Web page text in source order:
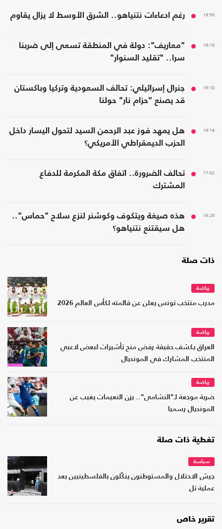
19:58 رغم ادعاءات نتنياهو.. الشرق الأوسط لا يزال يقاوم
19:18
"معاريف": دولة في المنطقة تسعى إلى ضربنا
سرا.. "تقليد السنوار"
19:18
جنرال إسرائيلي: تحالف السعودية وتركيا وباكستان
قد يصنع "حزام نار" حولنا
19:14
هل يمهد فوز عبد الرحمن السيد لتحول اليسار داخل
الحزب الديمقراطي الأمريكي؟
17:02
تحالف الضرورة.. اتفاق مكة المكرمة للدفاع
المشترك
16:25
هذه صيغة ويتكوف وكوشنر لنزع سلاح "حماس"..
هل سيقتنع نتنياهو؟
ذات صلة
رياضة
مدرب منتخب تونس يعلن عن قائمته لكأس العالم 2026
رياضة
العراق يكشف حقيقة رفض منح تأشيرات لبعض لاعبي
المنتخب المشارك في المونديال
رياضة
ضربة موجعة لـ"النشامى".. يزن النعيمات يغيب عن
المونديال رسميا
تغطية ذات صلة
سياسة
جيش الاحتلال والمستوطنون ينكّلون بالفلسطينيين بعد
عملية تل
تقرير خاص